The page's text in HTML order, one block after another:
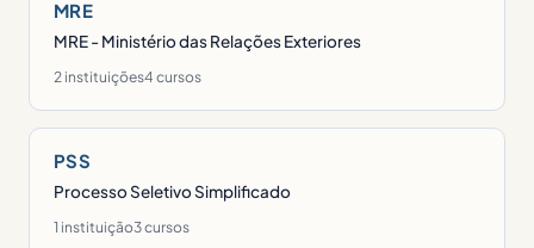
MRE
MRE - Ministério das Relações Exteriores
2 instituições4 cursos
PSS
Processo Seletivo Simplificado
1 instituição3 cursos